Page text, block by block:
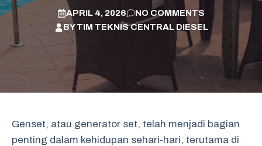
APRIL 4, 2026
NO COMMENTS
BYTIM TEKNIS CENTRAL DIESEL
Genset, atau generator set, telah menjadi bagian
penting dalam kehidupan sehari-hari, terutama di